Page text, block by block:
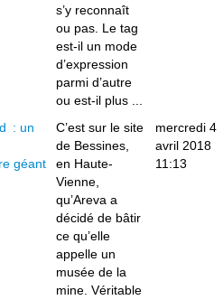
s’y reconnaît
ou pas. Le tag
est-il un mode
d’expression
parmi d’autre
ou est-il plus ...
: un
géant
C’est sur le site
de Bessines,
en Haute-
Vienne,
qu’Areva a
décidé de bâtir
ce qu’elle
appelle un
musée de la
mine. Véritable
mercredi 4
avril 2018
11:13